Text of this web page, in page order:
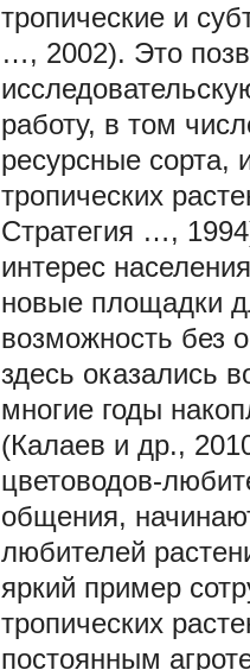
тропические и
…, 2002). Это
работу, в том
ресурсные сорта,
тропических
Стратегия …,
интерес
новые площадки
возможность без
здесь оказались
многие годы
(Калаев и др.,
цветоводов-
общения,
любителей
яркий пример
тропических
постоянным